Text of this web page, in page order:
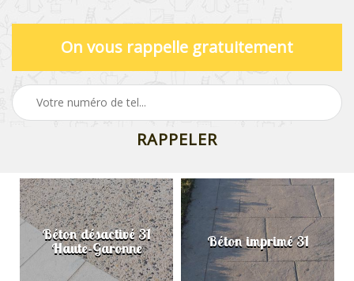
On vous rappelle gratuitement
Béton désactivé 31
Haute-Garonne Béton imprimé 31